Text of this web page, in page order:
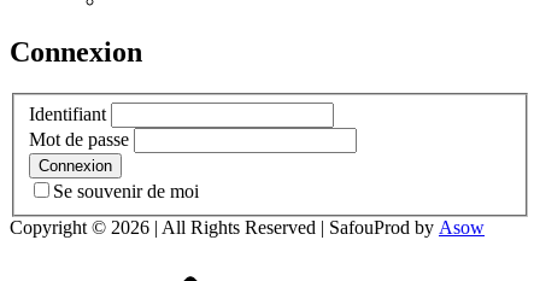
Connexion
Identifiant
Mot de passe
Se souvenir de moi
Copyright © 2026 | All Rights Reserved | SafouProd by Asow